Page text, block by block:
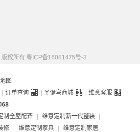
权所有 粤ICP备16081475号-3
图
| 订单查询 | 圣诞鸟商城 | 维意客服
制全屋配齐 | 维意定制新一代整装
|
修 | 维意定制家具 |
维意定制家居